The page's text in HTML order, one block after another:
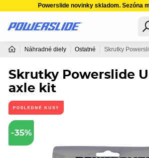
Powerslide novinky skladom. Sezóna
Náhradné diely Ostatné Skrutky
Skrutky Powerslide
axle kit
POSLEDNÉ KUSY
-35%